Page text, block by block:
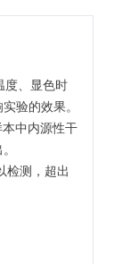
度、显色时
验的效果。
中内源性干
检测，超出